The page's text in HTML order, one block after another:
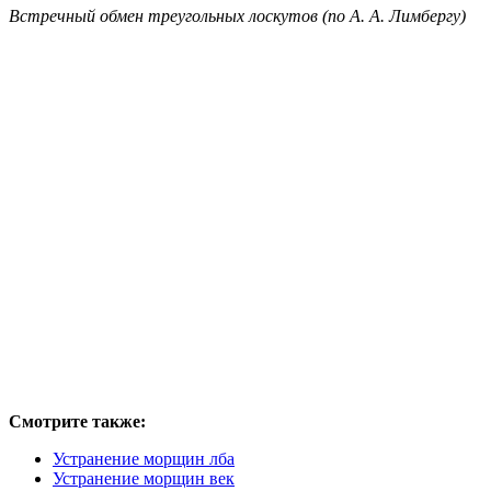
Встречный обмен треугольных лоскутов (по А. А. Лимбергу)
Смотрите также:
Устранение морщин лба
Устранение морщин век